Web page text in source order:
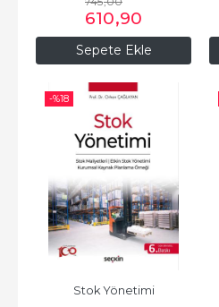
Sepete Ekle
610,90
-%18
Stok Yönetimi